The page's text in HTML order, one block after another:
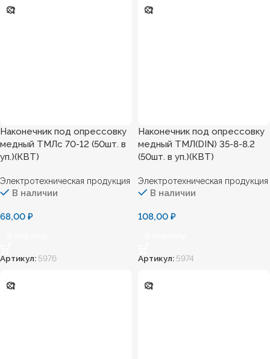
Наконечник под опресcовку
медный ТМЛс 70-12 (50шт. в
уп.)(КВТ)
Электротехническая продукция
В наличии
68,00 ₽
Артикул: 5976
Наконечник под опресcовку
медный ТМЛ(DIN) 35-8-8.2
(50шт. в уп.)(КВТ)
Электротехническая продукция
В наличии
108,00 ₽
Артикул: 5974